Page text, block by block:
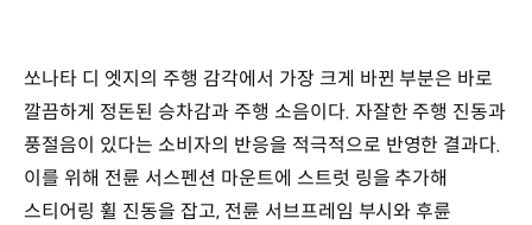
쏘나타 디 엣지의 주행 감각에서 가장 크게 바뀐 부분은 바로
깔끔하게 정돈된 승차감과 주행 소음이다. 자잘한 주행 진동과
풍절음이 있다는 소비자의 반응을 적극적으로 반영한 결과다.
이를 위해 전륜 서스펜션 마운트에 스트럿 링을 추가해
스티어링 휠 진동을 잡고, 전륜 서브프레임 부시와 후륜